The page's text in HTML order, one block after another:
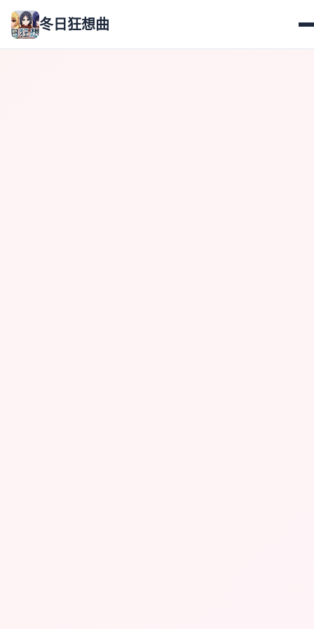
冬日狂想曲